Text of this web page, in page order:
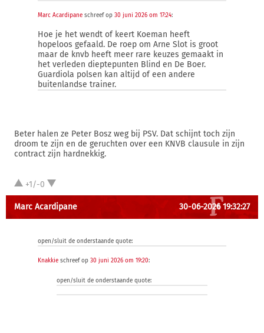
Marc Acardipane schreef op 30 juni 2026 om 17:24:
Hoe je het wendt of keert Koeman heeft
hopeloos gefaald. De roep om Arne Slot is groot
maar de knvb heeft meer rare keuzes gemaakt in
het verleden dieptepunten Blind en De Boer.
Guardiola polsen kan altijd of een andere
buitenlandse trainer.
Beter halen ze Peter Bosz weg bij PSV. Dat schijnt toch zijn
droom te zijn en de geruchten over een KNVB clausule in zijn
contract zijn hardnekkig.
+1/-0
Marc Acardipane 30-06-2026 19:32:27
open/sluit de onderstaande quote:
Knakkie schreef op 30 juni 2026 om 19:20:
open/sluit de onderstaande quote: